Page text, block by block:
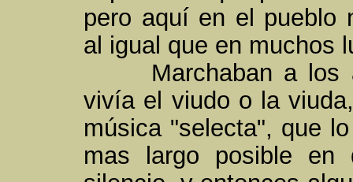
pero aquí en el pueblo
al igual que en muchos
Marchaban a los
vivía el viudo o la
música "selecta", que
mas largo posible en